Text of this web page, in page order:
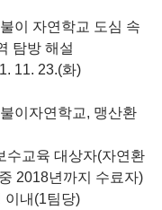
이 자연학교 도심 속
탐방 해설
11. 23.(화)
이자연학교, 맹산환
수교육 대상자(자연환
2018년까지 수료자)
이내(1팀당)